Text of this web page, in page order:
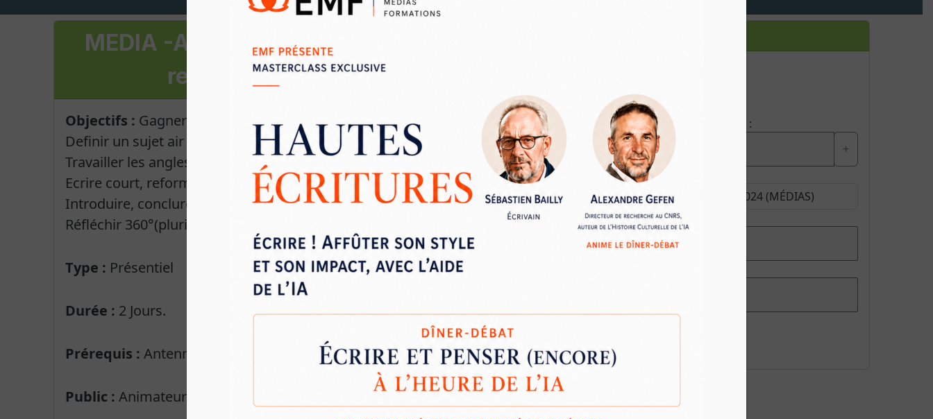
MEDIA -Animateurs(trices) radio : comment
rendre l’interview attrayante
Objectifs : Gagner en technique dans la gestion de l'interview.
Definir un sujet air du temps.
Travailler les angles, préparer et hiérarchiser les questions.
Ecrire court, reformuler, relancer.
Introduire, conclure.
Réfléchir 360°(plurimédia) et anticiper le cycle de vie du sujet
Type : Présentiel
Durée : 2 Jours.
Prérequis : Antenne à dominante de contenus (type généraliste)
Public : Animateurs-trices radios locales, producteurs de contenus
INTRA
Nombre de participants :
-
+
Sélectionnez une date
Durée